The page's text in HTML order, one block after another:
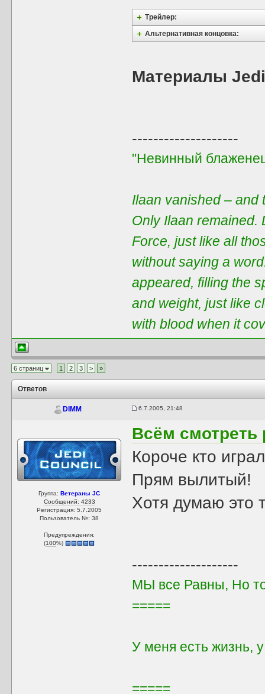
Трейлер:
Альтернативная концовка:
Материалы
--------------------
"Невинный
Ilaan vanished – and
Only Ilaan remained.
Force, just like all
without saying a
appeared, filling the
and weight, just like
with blood when it
6 страниц 1 2 3 > »
Ответов
DIMM 6.7.2005, 21:48
Группа:Ветераны JC
Сообщений: 4233
Регистрация: 5.7.2005
Пользователь №: 38
Предупреждения:
(100%)
Всём
Короче кто
Прям вылитый!
Хотя думаю это
--------------------
МЫ все Равны, Но
=====
У меня есть жизнь,
=====